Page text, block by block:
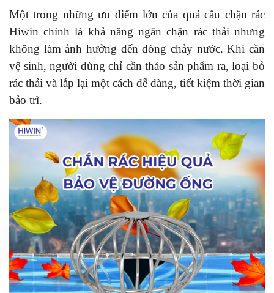
Một trong những ưu điểm lớn của quả cầu chặn rác
Hiwin chính là khả năng ngăn chặn rác thải nhưng
không làm ảnh hưởng đến dòng chảy nước. Khi cần
vệ sinh, người dùng chỉ cần tháo sản phẩm ra, loại bỏ
rác thải và lắp lại một cách dễ dàng, tiết kiệm thời gian
bảo trì.